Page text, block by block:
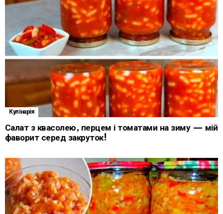
Кулінарія
Салат з квасолею, перцем і томатами на зиму — мій
фаворит серед закруток!